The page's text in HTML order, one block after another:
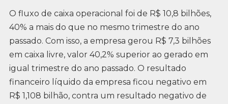
O fluxo de caixa operacional foi de R$ 10,8 bilhões,
40% a mais do que no mesmo trimestre do ano
passado. Com isso, a empresa gerou R$ 7,3 bilhões
em caixa livre, valor 40,2% superior ao gerado em
igual trimestre do ano passado. O resultado
financeiro líquido da empresa ficou negativo em
R$ 1,108 bilhão, contra um resultado negativo de